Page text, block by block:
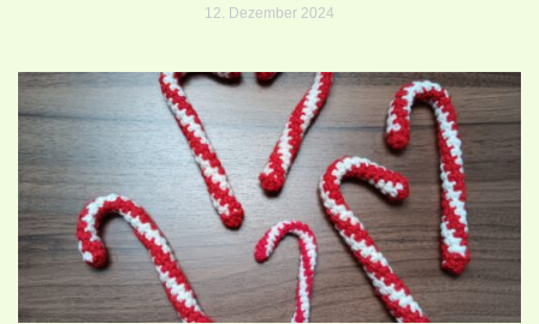
12. Dezember 2024